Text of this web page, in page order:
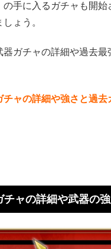
手に入るガチャも開始
ょう。
ガチャの詳細や過去最
ャの詳細や強さと過去
チャの詳細や武器の